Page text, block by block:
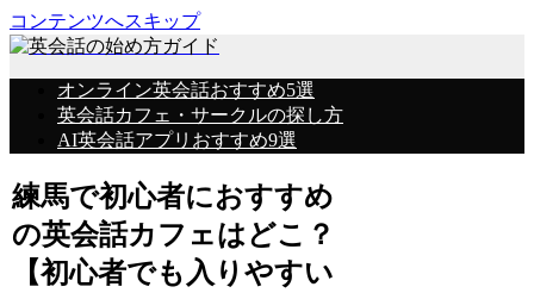
コンテンツへスキップ
オンライン英会話おすすめ5選
英会話カフェ・サークルの探し方
AI英会話アプリおすすめ9選
練馬で初心者におすすめ
の英会話カフェはどこ？
【初心者でも入りやすい